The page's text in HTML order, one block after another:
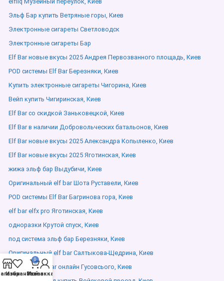
Эльф Бар купить Ветряные горы, Киев
Электронные сигареты Светловодск
Электронные сигареты Бар
Elf Bar новые вкусы 2025 Андрея Первозванного площадь, Киев
POD системы Elf Bar Березняки, Киев
Купить электронные сигареты Чигорина, Киев
Вейп купить Чигиринская, Киев
Elf Bar со скидкой Заньковецкой, Киев
Elf Bar в наличии Добровольческих батальонов, Киев
Elf Bar новые вкусы 2025 Александра Копыленко, Киев
Elf Bar новые вкусы 2025 Яготинская, Киев
жижа эльф бар Выдубичи, Киев
Оригинальный elf bar Шота Руставели, Киев
POD системы Elf Bar Багринова гора, Киев
elf bar elfx pro Яготинская, Киев
одноразки Крутой спуск, Киев
под система эльф бар Березняки, Киев
Оригинальный elf bar Салтыкова-Щедрина, Киев
Заказать elf bar онлайн Гусовсього, Киев
Избранное
0
Заказ
Мой аккаунт